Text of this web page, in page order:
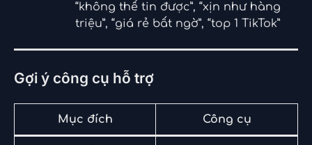
“không thể tin được”, “xịn như hàng
triệu”, “giá rẻ bất ngờ”, “top 1 TikTok”
Gợi ý công cụ hỗ trợ
Mục đích Công cụ